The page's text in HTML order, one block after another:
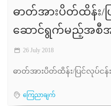
ဓာတ်အားပိတ်ထိန်း/ပ
ဆောင်ရွက်မည့်အစီ
26 July 2018
ဓာတ်အားပိတ်ထိန်း/ပြင်လုပ်င
ကြေညာချက်